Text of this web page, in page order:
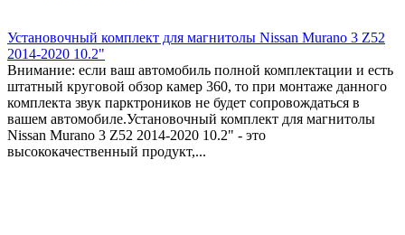
Установочный комплект для магнитолы Nissan Murano 3 Z52
2014-2020 10.2"
Внимание: если ваш автомобиль полной комплектации и есть
штатный круговой обзор камер 360, то при монтаже данного
комплекта звук парктроников не будет сопровождаться в
вашем автомобиле.Установочный комплект для магнитолы
Nissan Murano 3 Z52 2014-2020 10.2" - это
высококачественный продукт,...